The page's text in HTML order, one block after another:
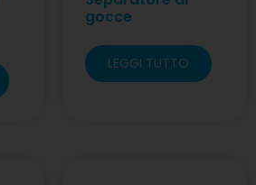
gocce
LEGGI TUTTO